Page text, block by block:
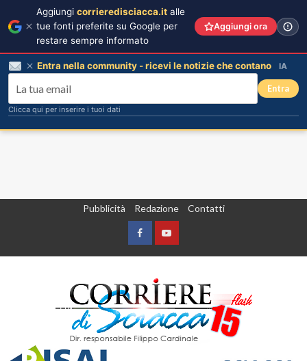
Pubblicità Redazione Contatti
FacebookYountube
Aggiungi corrieredisciacca.it alle
tue fonti preferite su Google per
restare sempre informato
Aggiungi ora
Entra nella community - ricevi le notizie che contano IA
Entra
Clicca qui per inserire i tuoi dati